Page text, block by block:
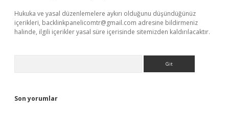
Hukuka ve yasal düzenlemelere aykırı olduğunu düşündüğünüz
içerikleri, backlinkpanelicomtr@gmail.com adresine bildirmeniz
halinde, ilgili içerikler yasal süre içerisinde sitemizden kaldırılacaktır.
Son yorumlar